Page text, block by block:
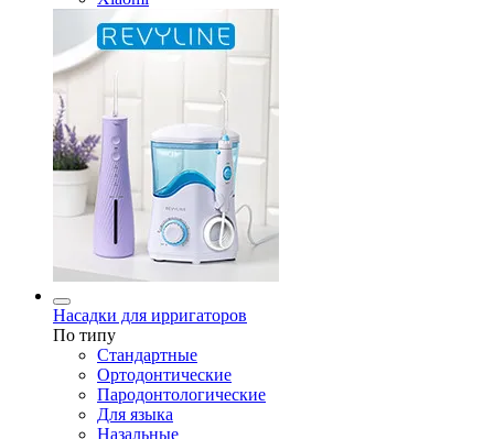
Насадки для ирригаторов
По типу
Стандартные
Ортодонтические
Пародонтологические
Для языка
Назальные